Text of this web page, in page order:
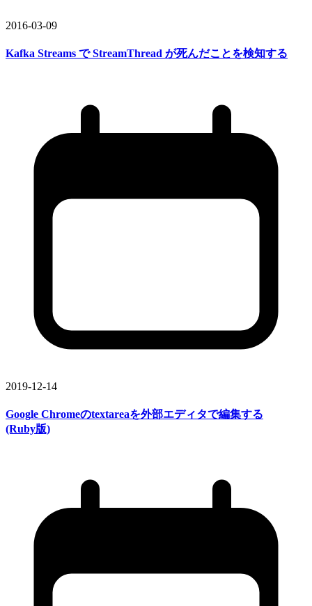
2016-03-09
Kafka Streams でStreamThread が死んだことを検知する
2019-12-14
Google Chromeのtextareaを外部エディタで編集する
(Ruby版)